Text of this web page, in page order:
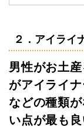
２．アイライ
男性がお土
がアイライ
などの種類
い点が最も良